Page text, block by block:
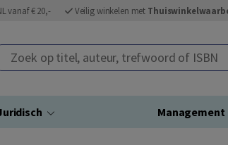
vanaf € 20,- Veilig winkelen met
Zoek op titel, auteur, trefwoord of ISBN
Management